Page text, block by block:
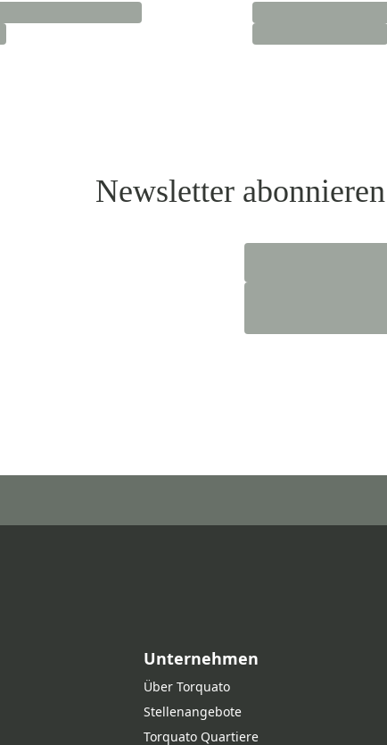
Newsletter
Unternehmen
Über Torquato
Stellenangebote
Torquato Quartiere